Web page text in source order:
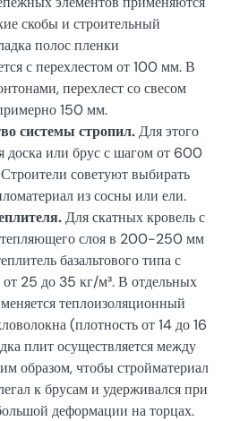
скобы и строительный
полос пленки
с перехлестом от 100 мм. В
перехлест со свесом
150 мм.
системы стропил.Для этого
доска или брус с шагом от 600
советуют выбирать
из сосны или ели.
Для скатных кровель с
слоя в 200-250 мм
базальтового типа с
25 до 35 кг/м³. В отдельных
теплоизоляционный
(плотность от 14 до 16
плит осуществляется между
образом, чтобы стройматериал
к брусам и удерживался при
деформации на торцах.